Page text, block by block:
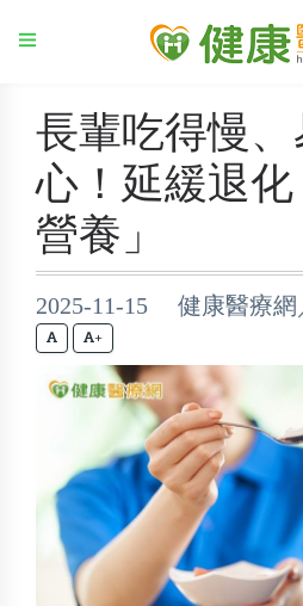
長輩吃得慢
心！延緩退
營養」
2025-11-15 健康醫療網
+